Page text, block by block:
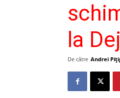
la Dej
De către Andrei